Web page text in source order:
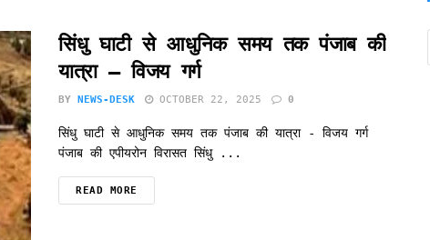
सिंधु घाटी से आधुनिक समय तक पंजाब की
यात्रा – विजय गर्ग
BY NEWS-DESK OCTOBER 22, 2025 0
सिंधु घाटी से आधुनिक समय तक पंजाब की यात्रा - विजय गर्ग
पंजाब की एपीयरोन विरासत सिंधु ...
READ MORE